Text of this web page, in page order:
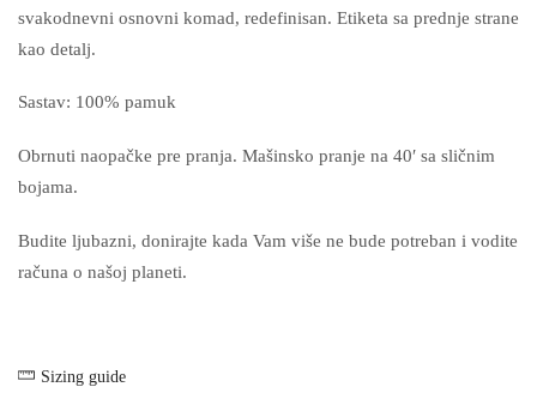
svakodnevni osnovni komad, redefinisan. Etiketa sa prednje strane
kao detalj.
Sastav: 100% pamuk
Obrnuti naopačke pre pranja. Mašinsko pranje na 40′ sa sličnim
bojama.
Budite ljubazni, donirajte kada Vam više ne bude potreban i vodite
računa o našoj planeti.
Sizing guide